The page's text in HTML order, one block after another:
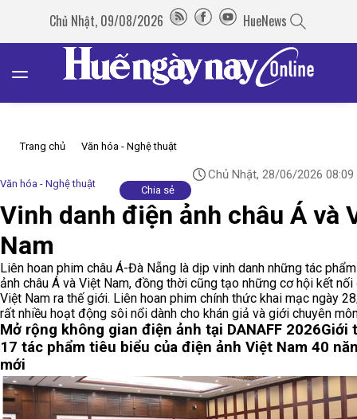
Chủ Nhật, 09/08/2026 HueNews
Trang chủ Văn hóa - Nghệ thuật
Văn hóa - Nghệ thuật
Chủ Nhật, 28/06/2026 08:09
Chia sẻ
Vinh danh điện ảnh châu Á và
Nam
Liên hoan phim châu Á-Đà Nẵng là dịp vinh danh những tác
ảnh châu Á và Việt Nam, đồng thời cũng tạo những cơ hội kết nối
Việt Nam ra thế giới. Liên hoan phim chính thức khai mạc ngày
rất nhiều hoạt động sôi nổi dành cho khán giả và giới chuyên
Mở rộng không gian điện ảnh tại DANAFF 2026Giới
17 tác phẩm tiêu biểu của điện ảnh Việt Nam 40
mới